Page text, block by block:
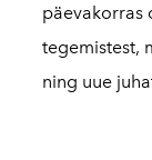
päevakorras
tegemistest,
ning uue